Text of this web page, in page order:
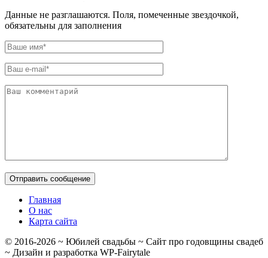
Данные не разглашаются. Поля, помеченные звездочкой,
обязательны для заполнения
Главная
О нас
Карта сайта
© 2016-2026 ~ Юбилей свадьбы ~ Сайт про годовщины свадеб
~ Дизайн и разработка WP-Fairytale